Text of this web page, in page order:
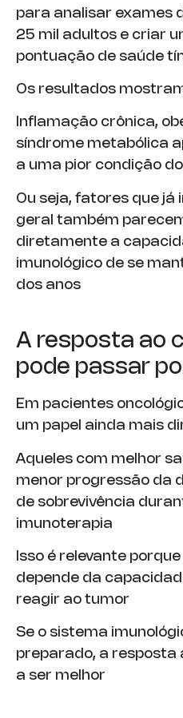
para analisar exames
25 mil adultos e criar
pontuação de saúde
Os resultados
Inflamação crônica,
síndrome metabólica
a uma pior condição
Ou seja, fatores que
geral também
diretamente a
imunológico de se
dos anos
A resposta ao
pode passar
Em pacientes
um papel ainda mais
Aqueles com melhor
menor progressão da
de sobrevivência
imunoterapia
Isso é relevante
depende da
reagir ao tumor
Se o sistema
preparado, a
a ser melhor